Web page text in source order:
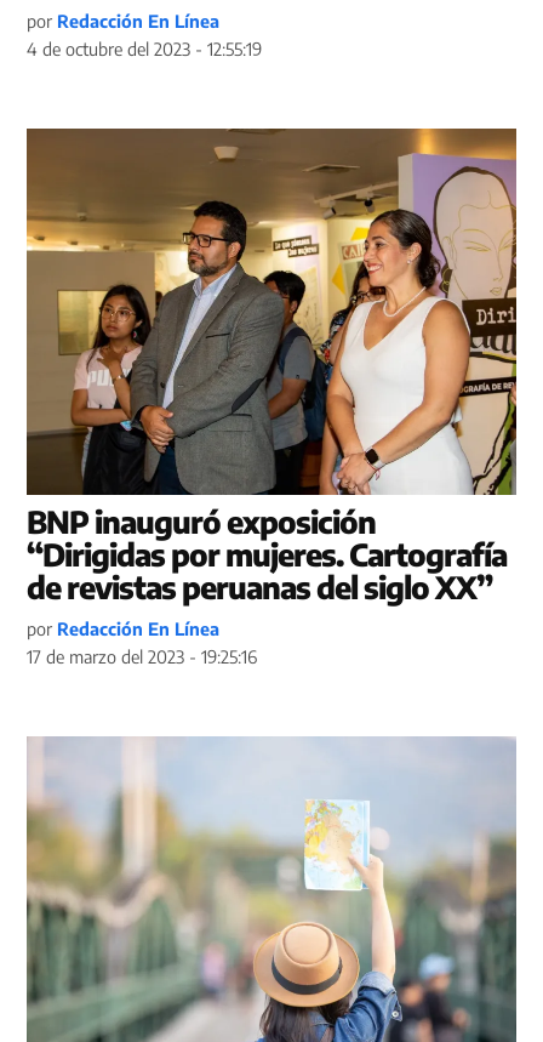
por Redacción En Línea
4 de octubre del 2023 - 12:55:19
BNP inauguró exposición
“Dirigidas por mujeres. Cartografía
de revistas peruanas del siglo XX”
por Redacción En Línea
17 de marzo del 2023 - 19:25:16